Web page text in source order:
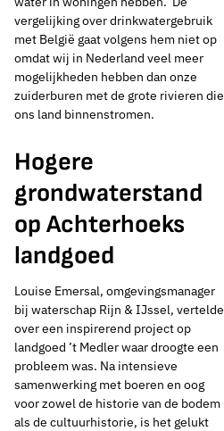
vergelijking over drinkwatergebruik
met België gaat volgens hem niet op
omdat wij in Nederland veel meer
mogelijkheden hebben dan onze
zuiderburen met de grote rivieren die
ons land binnenstromen.
Hogere
grondwaterstand
op Achterhoeks
landgoed
Louise Emersal, omgevingsmanager
bij waterschap Rijn & IJssel, vertelde
over een inspirerend project op
landgoed ’t Medler waar droogte een
probleem was. Na intensieve
samenwerking met boeren en oog
voor zowel de historie van de bodem
als de cultuurhistorie, is het gelukt